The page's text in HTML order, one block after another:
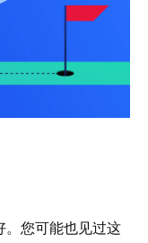
您可能也见过这